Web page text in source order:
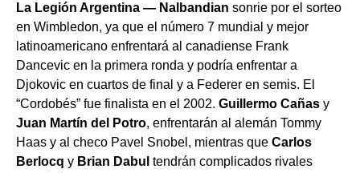
La Legión Argentina — Nalbandian sonrie por el sorteo
en Wimbledon, ya que el número 7 mundial y mejor
latinoamericano enfrentará al canadiense Frank
Dancevic en la primera ronda y podría enfrentar a
Djokovic en cuartos de final y a Federer en semis. El
“Cordobés” fue finalista en el 2002. Guillermo Cañas y
Juan Martín del Potro, enfrentarán al alemán Tommy
Haas y al checo Pavel Snobel, mientras que Carlos
Berlocq y Brian Dabul tendrán complicados rivales